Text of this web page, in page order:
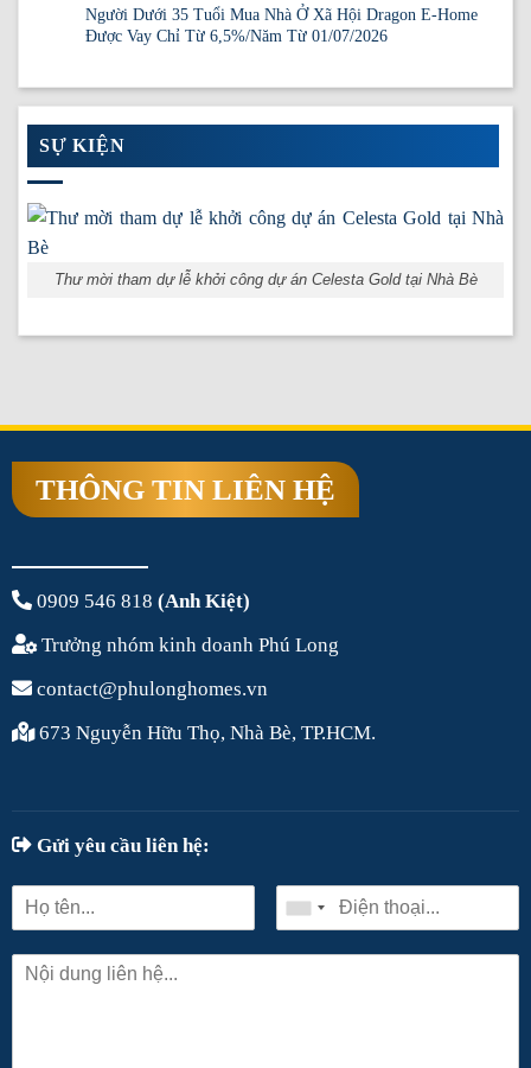
Người Dưới 35 Tuổi Mua Nhà Ở Xã Hội Dragon E-Home
Được Vay Chỉ Từ 6,5%/Năm Từ 01/07/2026
SỰ KIỆN
Thư mời tham dự lễ khởi công dự án Celesta Gold tại Nhà Bè
THÔNG TIN LIÊN HỆ
0909 546 818 (Anh Kiệt)
Trưởng nhóm kinh doanh Phú Long
contact@phulonghomes.vn
673 Nguyễn Hữu Thọ, Nhà Bè, TP.HCM.
Gửi yêu cầu liên hệ: